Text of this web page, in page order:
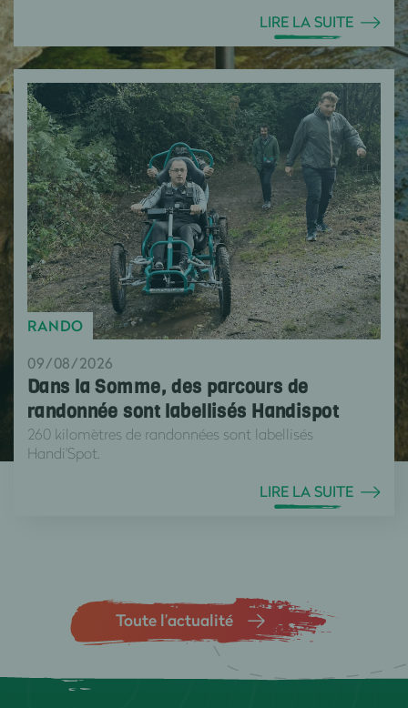
LIRE LA SUITE
RANDO
09/08/2026
Dans la Somme, des parcours de
randonnée sont labellisés Handispot
260 kilomètres de randonnées sont labellisés
Handi'Spot.
LIRE LA SUITE
Toute l’actualité